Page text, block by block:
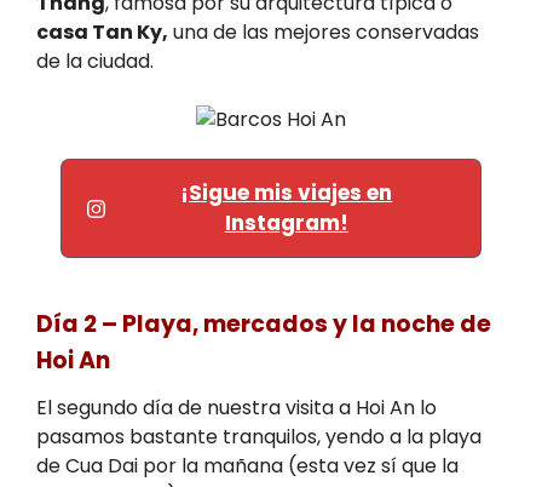
casa Tan Ky, una de las mejores conservadas
de la ciudad.
¡Sigue mis viajes en
Instagram!
Día 2 – Playa, mercados y la noche de
Hoi An
El segundo día de nuestra visita a Hoi An lo
pasamos bastante tranquilos, yendo a la playa
de Cua Dai por la mañana (esta vez sí que la